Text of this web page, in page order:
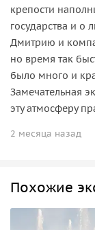
крепости
государства и о
Дмитрию и
но время так
было много и
Замечательная
эту атмосферу
2 месяца назад
Похожие